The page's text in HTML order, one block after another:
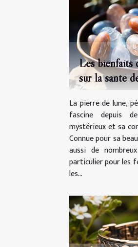
Les bienfaits
sur la santé
La pierre de lune,
fascine depuis
mystérieux et sa
Connue pour sa
aussi de
particulier pour les
les...